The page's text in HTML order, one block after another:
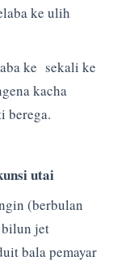
ke ulih
ke sekali ke
kacha
berega.
utai
(berbulan
bilun jet
bala pemayar